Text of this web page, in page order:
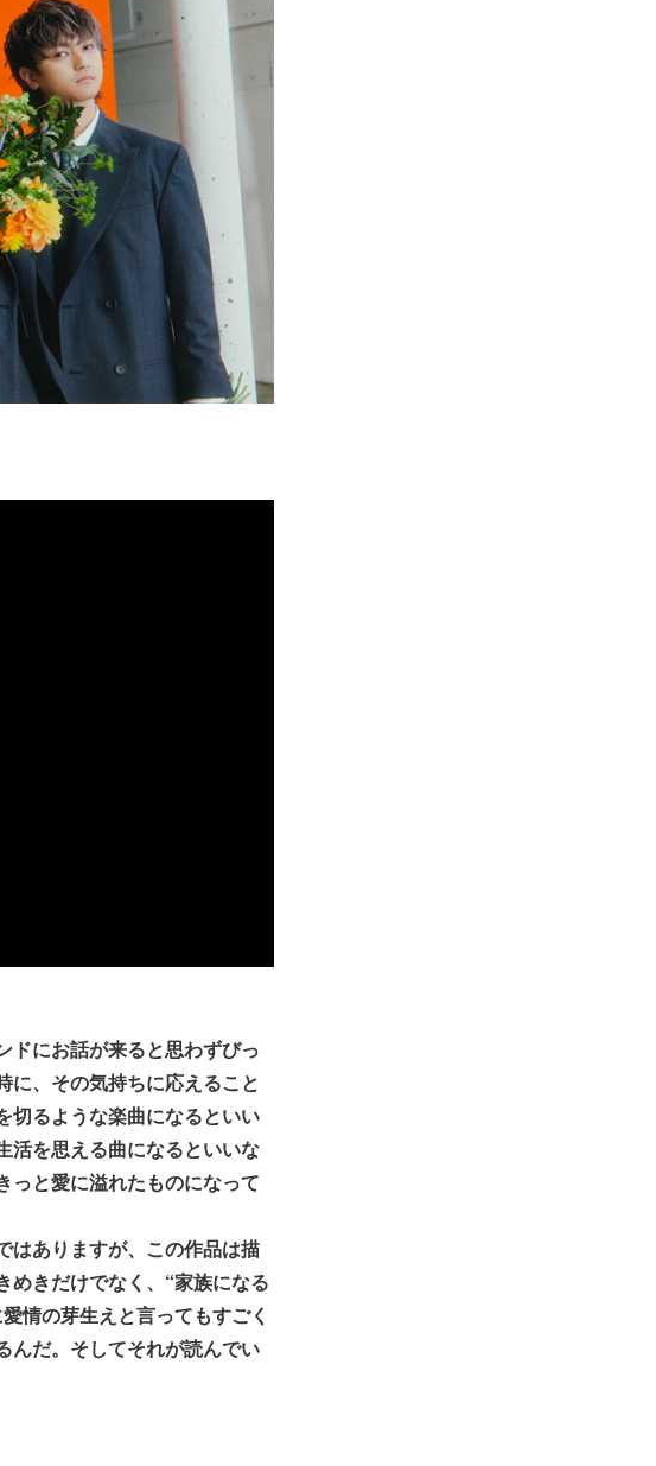
ドにお話が来ると思わずびっ
に、その気持ちに応えること
切るような楽曲になるといい
活を思える曲になるといいな
っと愛に溢れたものになって
はありますが、この作品は描
めきだけでなく、“家族になる
情の芽生えと言ってもすごく
んだ。そしてそれが読んでい